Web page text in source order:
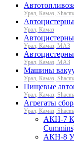
Урал, Камаз,
Автоцистерны
Урал, Камаз
Урал, Камаз, МАЗ
Урал, Камаз, МАЗ
Машины
Урал, Камаз,
Пищевые
Урал, Камаз,
Агрегаты
Урал, Камаз,
АКН-7
АКН-8